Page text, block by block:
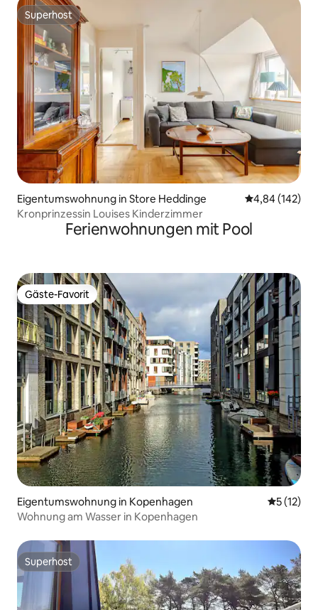
Superhost
Superhost
Eigentumswohnung in Store Heddinge
4,84 (142)
Kronprinzessin Louises Kinderzimmer
Ferienwohnungen mit Pool
Gäste-Favorit
Gäste-Favorit
Eigentumswohnung in Kopenhagen
5 (12)
Wohnung am Wasser in Kopenhagen
Superhost
Superhost